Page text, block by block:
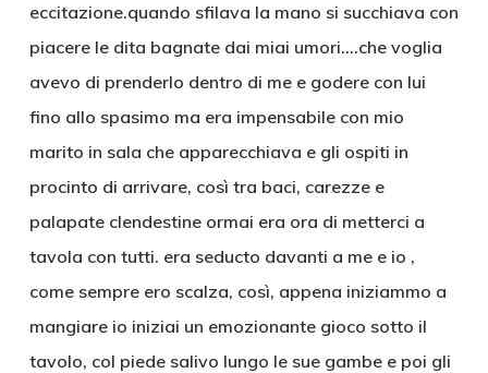
eccitazione.quando sfilava la mano si succhiava con
piacere le dita bagnate dai miai umori….che voglia
avevo di prenderlo dentro di me e godere con lui
fino allo spasimo ma era impensabile con mio
marito in sala che apparecchiava e gli ospiti in
procinto di arrivare, così tra baci, carezze e
palapate clendestine ormai era ora di metterci a
tavola con tutti. era seducto davanti a me e io ,
come sempre ero scalza, così, appena iniziammo a
mangiare io iniziai un emozionante gioco sotto il
tavolo, col piede salivo lungo le sue gambe e poi gli